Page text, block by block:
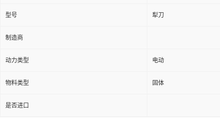
型号 犁刀
制造商
动力类型 电动
物料类型 固体
是否进口